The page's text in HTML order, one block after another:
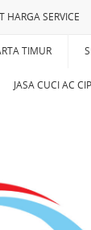
HARGA SERVICE
TIMUR
JASA CUCI AC